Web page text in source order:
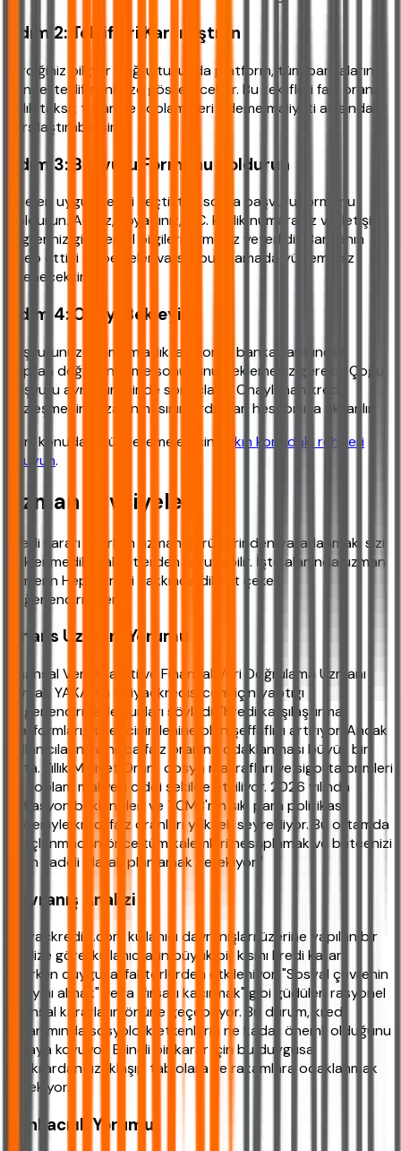
Adım 2: Teklifleri Karşılaştırın
Girdiğiniz bilgiler doğrultusunda platform, tüm bankaların
güncel tekliflerini size gösterecektir. Bu teklifleri faiz oranı,
aylık taksit tutarı ve toplam geri ödeme maliyeti açısından
karşılaştırabilirsiniz.
Adım 3: Başvuru Formunu Doldurun
Size en uygun teklifi seçtikten sonra başvuru formunu
doldurun. Adınız, soyadınız, T.C. kimlik numaranız ve iletişim
bilgileriniz gibi temel bilgileri girmeniz yeterlidir. Bankanın
talep ettiği ek belgeler varsa, bu aşamada yüklemeniz
istenecektir.
Adım 4: Onayı Bekleyin
Başvurunuzu tamamladıktan sonra banka tarafından
yapılan değerlendirme sonucunu beklemeniz gerekir. Çoğu
başvuru aynı gün içinde sonuçlanır. Onaylanan kredi,
sözleşmenin imzalanmasının ardından hesabınıza aktarılır.
Aynı konudaki güncellemeler için
yakın konudaki rehberi
okuyun.
Uzman Tavsiyeleri
Kredi kararı verirken uzman görüşlerinden yararlanmak, sizi
beklenmedik maliyetlerden koruyabilir. İşte alanında uzman
isimlerin Hepsi Kredi hakkında dikkat çeken
değerlendirmeleri:
Finans Uzmanı Yorumu
Finansal Veri Analisti ve Finansal Veri Doğrulama Uzmanı
Furkan YAKA'nın ihtiyackredisi.com için yaptığı
değerlendirmede şunları söyledi: "Kredi karşılaştırma
platformları, tüketicinin lehine olan şeffaflığı artırıyor. Ancak
kullanıcıların yalnızca faiz oranına odaklanması büyük bir
hata. Yıllık Maliyet Oranı, dosya masrafları ve sigorta primleri
de toplam maliyeti ciddi şekilde etkiliyor. 2026 yılında
enflasyon beklentileri ve TCMB'nin sıkı para politikası
nedeniyle kredi faiz oranları yüksek seyrediyor. Bu ortamda
borçlanmadan önce tüm kalemleri hesaplamak ve bütçenizi
uzun vadeli olarak planlamak gerekiyor."
Davranış Analizi
ihtiyackredisi.com kullanıcı davranışları üzerine yapılan bir
analize göre, kullanıcıların büyük bir kısmı kredi kararı
verirken duygusal faktörlerden etkileniyor. "Sosyal çevrenin
onayını almak" veya "fırsatı kaçırmak" gibi güdüler, rasyonel
finansal kararların önüne geçebiliyor. Bu durum, kredi
kullanımında sosyolojik etkenlerin ne kadar önemli olduğunu
ortaya koyuyor. Bilinçli bir karar için bu duygusal
baskılardan uzaklaşıp tablolara ve rakamlara odaklanmak
gerekiyor.
Bankacılık Yorumu